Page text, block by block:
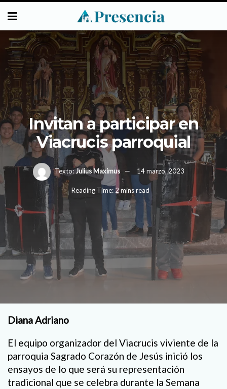
Invitan a participar en
Viacrucis parroquial
Texto:Julius Maximus 14 marzo, 2023
Reading Time: 2 mins read
Diana Adriano
El equipo organizador del Viacrucis viviente de la
parroquia Sagrado Corazón de Jesús inició los
ensayos de lo que será su representación
tradicional que se celebra durante la Semana